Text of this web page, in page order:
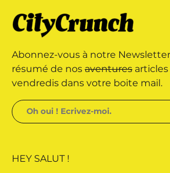
déposée •
édité par Buena
Abonnez-vous à notre
résumé de nos aventures
vendredis dans votre boite mail.
HEY SALUT !